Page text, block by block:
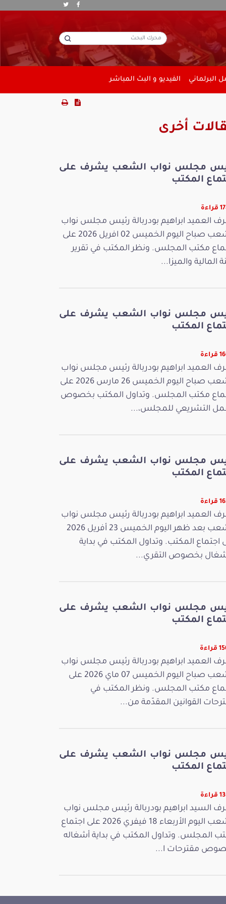
البرلماني الفيديو و البث المباشر
أخرى
مجلس نواب الشعب يشرف على
المكتب
العميد ابراهيم بودربالة رئيس مجلس نواب
الشعب صباح اليوم الخميس 02 افريل 2026 على
مكتب المجلس. ونظر المكتب في تقرير
المالية والميزا...
مجلس نواب الشعب يشرف على
المكتب
العميد ابراهيم بودربالة رئيس مجلس نواب
الشعب صباح اليوم الخميس 26 مارس 2026 على
مكتب المجلس. وتداول المكتب بخصوص
التشريعي للمجلس،...
مجلس نواب الشعب يشرف على
المكتب
العميد ابراهيم بودربالة رئيس مجلس نواب
الشعب بعد ظهر اليوم الخميس 23 أفريل 2026
اجتماع المكتب. وتداول المكتب في بداية
بخصوص التقري...
مجلس نواب الشعب يشرف على
المكتب
العميد ابراهيم بودربالة رئيس مجلس نواب
الشعب صباح اليوم الخميس 07 ماي 2026 على
مكتب المجلس. ونظر المكتب في
القوانين المقدّمة من...
مجلس نواب الشعب يشرف على
المكتب
السيد ابراهيم بودربالة رئيس مجلس نواب
الشعب اليوم الأربعاء 18 فيفري 2026 على اجتماع
المجلس. وتداول المكتب في بداية أشغاله
مقترحات ا...